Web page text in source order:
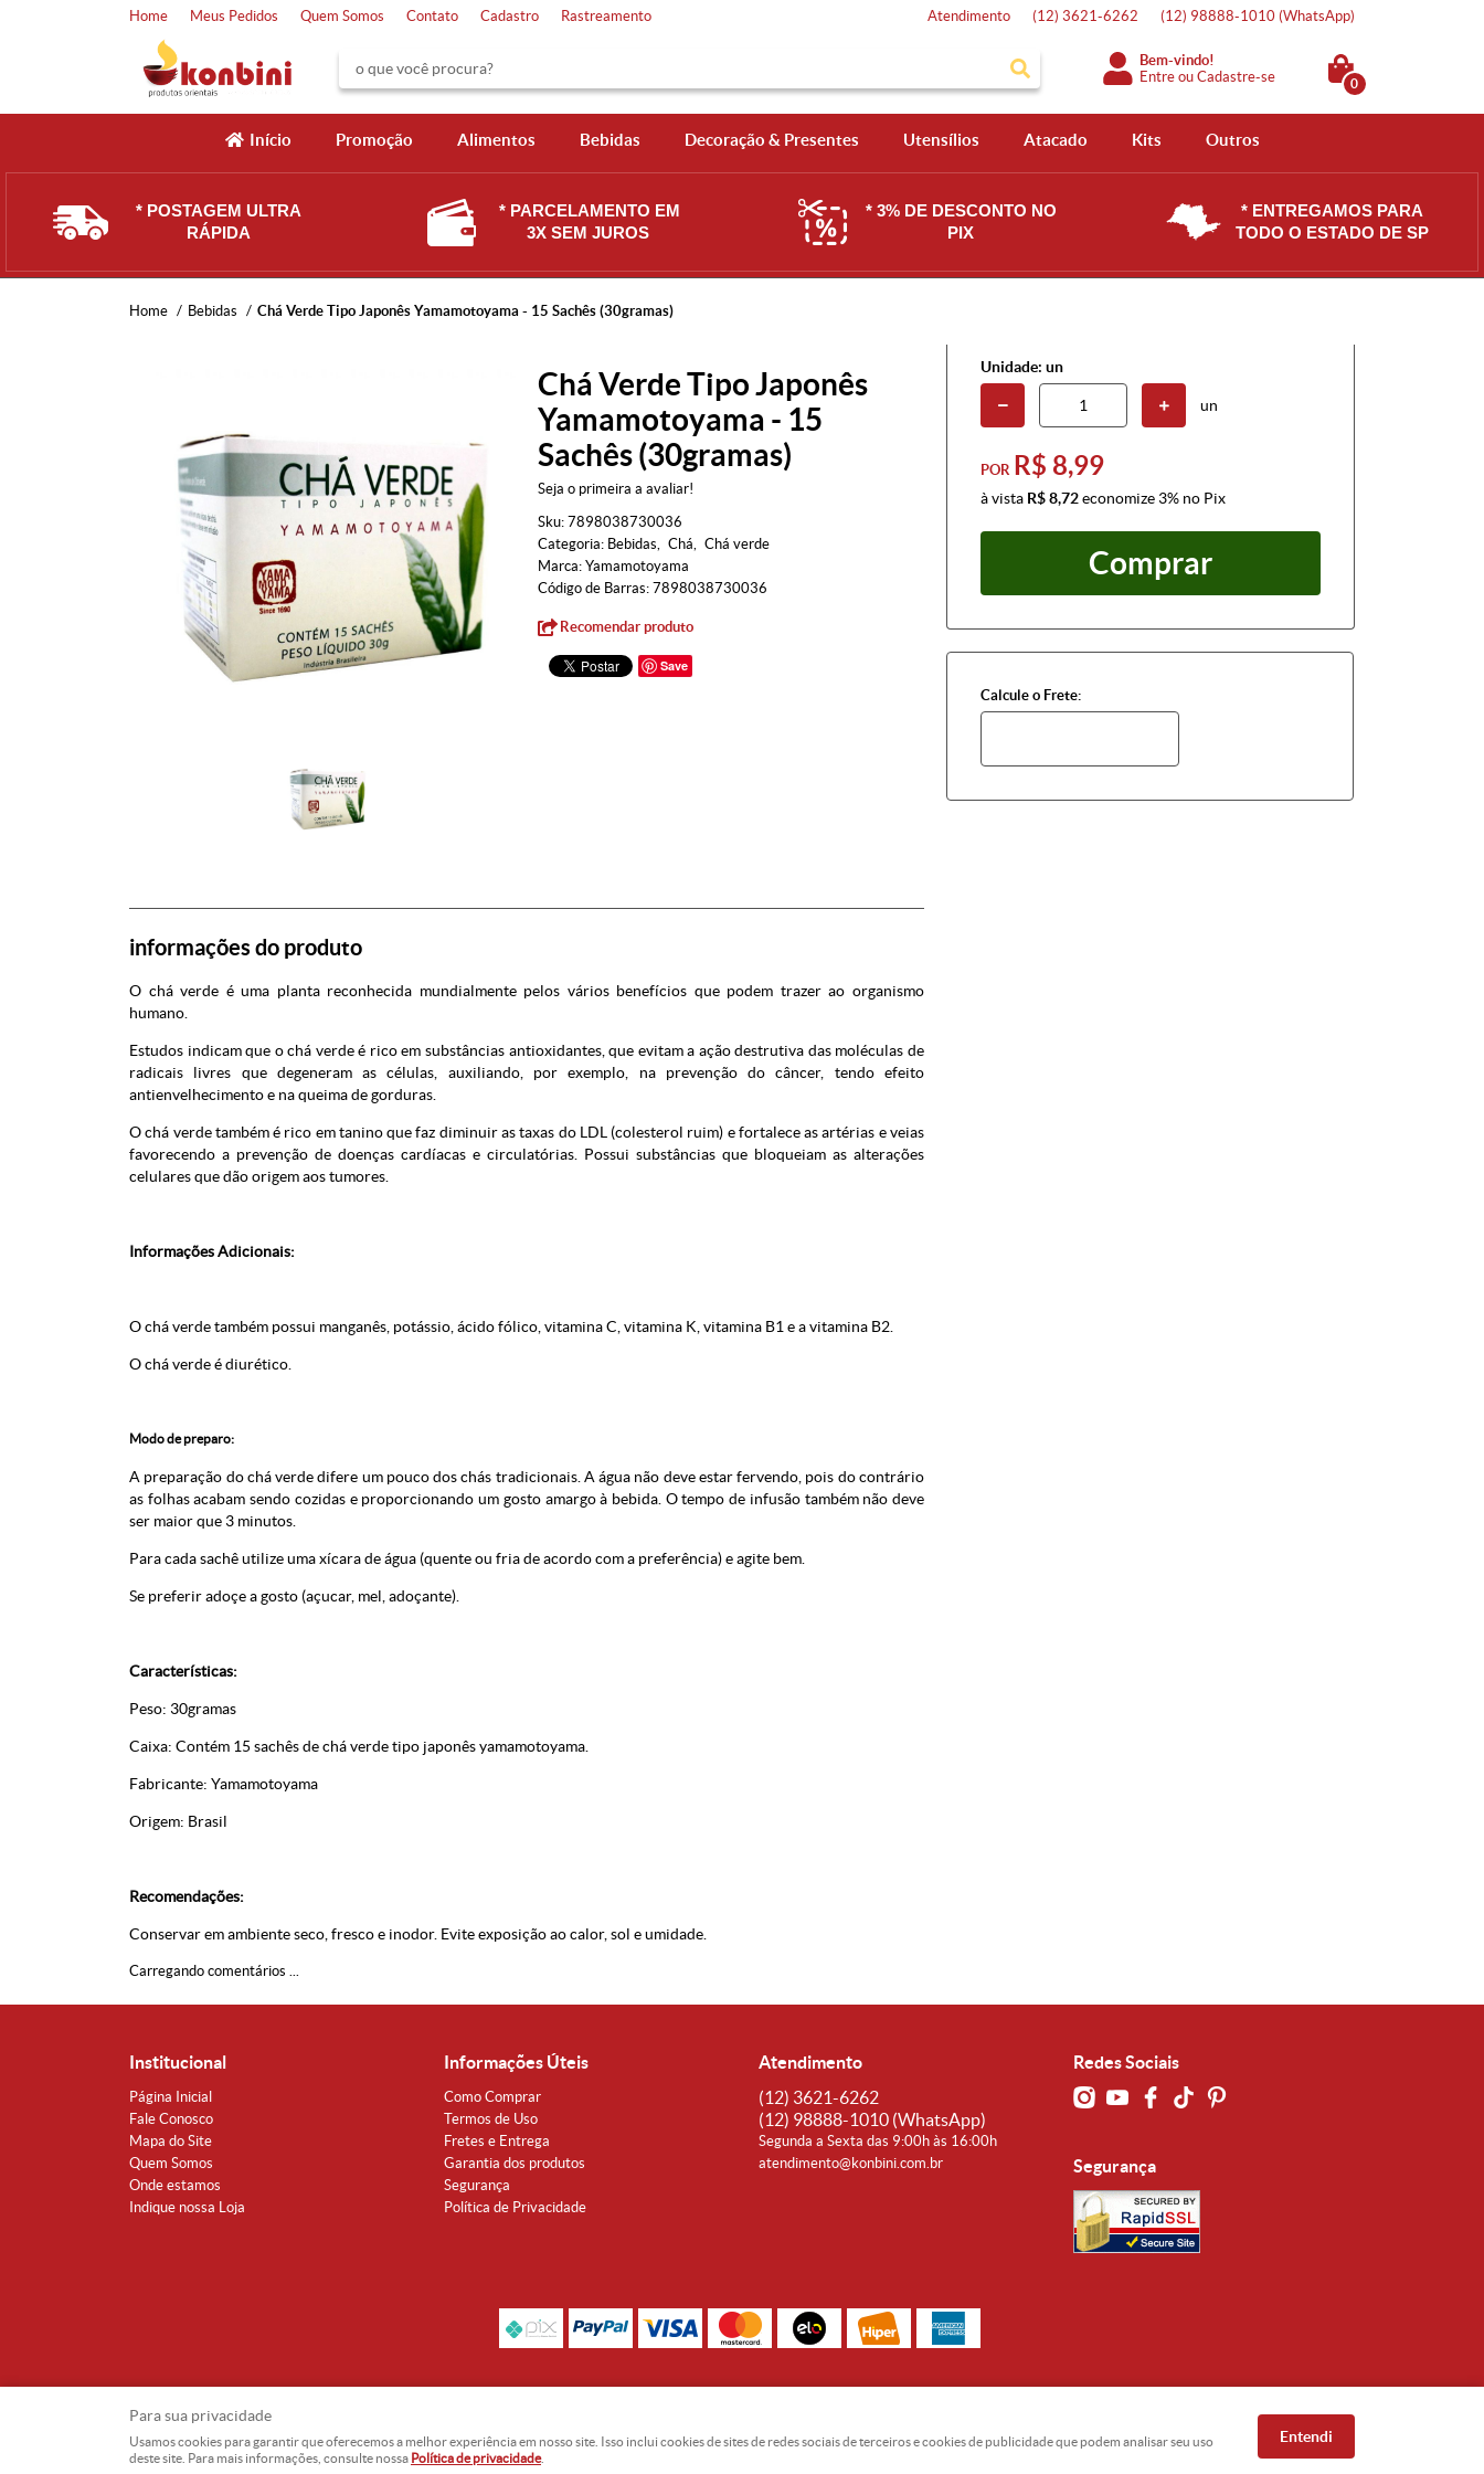
Home Meus Pedidos Quem Somos Contato Cadastro Rastreamento Atendimento (12) 3621-6262 (12) 98888-1010 (WhatsApp)
Bem-vindo!
Entre ouCadastre-se 0
Início Promoção Alimentos Bebidas Decoração & Presentes Utensílios Atacado Kits Outros
* POSTAGEM ULTRA
RÁPIDA
* PARCELAMENTO EM
3X SEM JUROS
* 3% DE DESCONTO NO
PIX
* ENTREGAMOS PARA
TODO O ESTADO DE SP
Home Bebidas Chá Verde Tipo Japonês Yamamotoyama - 15 Sachês (30gramas)
Chá Verde Tipo Japonês
Yamamotoyama - 15
Sachês (30gramas)
Seja o primeira a avaliar!
Sku: 7898038730036
Categoria: Bebidas Chá
Chá verde
Marca: Yamamotoyama
Código de Barras: 7898038730036
Recomendar produto
Save
Unidade: un
un
POR R$ 8,99
à vista R$ 8,72economize 3% no Pix
Comprar
Calcule o Frete:
informações do produto
O chá verde é uma planta reconhecida mundialmente pelos vários benefícios que podem trazer ao organismo
humano.
Estudos indicam que o chá verde é rico em substâncias antioxidantes, que evitam a ação destrutiva das moléculas de
radicais livres que degeneram as células, auxiliando, por exemplo, na prevenção do câncer, tendo efeito
antienvelhecimento e na queima de gorduras.
O chá verde também é rico em tanino que faz diminuir as taxas do LDL (colesterol ruim) e fortalece as artérias e veias
favorecendo a prevenção de doenças cardíacas e circulatórias. Possui substâncias que bloqueiam as alterações
celulares que dão origem aos tumores.
Informações Adicionais:
O chá verde também possui manganês, potássio, ácido fólico, vitamina C, vitamina K, vitamina B1 e a vitamina B2.
O chá verde é diurético.
Modo de preparo:
A preparação do chá verde difere um pouco dos chás tradicionais. A água não deve estar fervendo, pois do contrário
as folhas acabam sendo cozidas e proporcionando um gosto amargo à bebida. O tempo de infusão também não deve
ser maior que 3 minutos.
Para cada sachê utilize uma xícara de água (quente ou fria de acordo com a preferência) e agite bem.
Se preferir adoçe a gosto (açucar, mel, adoçante).
Características:
Peso: 30gramas
Caixa: Contém 15 sachês de chá verde tipo japonês yamamotoyama.
Fabricante: Yamamotoyama
Origem: Brasil
Recomendações:
Conservar em ambiente seco, fresco e inodor. Evite exposição ao calor, sol e umidade.
Carregando comentários ...
Institucional
Página Inicial
Fale Conosco
Mapa do Site
Quem Somos
Onde estamos
Indique nossa Loja
Informações Úteis
Como Comprar
Termos de Uso
Fretes e Entrega
Garantia dos produtos
Segurança
Política de Privacidade
Atendimento
(12) 3621-6262
(12) 98888-1010 (WhatsApp)
Segunda a Sexta das 9:00h às 16:00h
atendimento@konbini.com.br
Redes Sociais
Segurança
Para sua privacidade
Usamos cookies para garantir que oferecemos a melhor experiência em nosso site. Isso inclui cookies de sites de redes sociais de terceiros e cookies de publicidade que podem analisar seu uso
deste site. Para mais informações, consulte nossa Política de privacidade.
Entendi